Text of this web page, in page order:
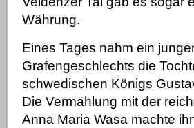
Währung.
Eines Tages nahm ein
Grafengeschlechts die
schwedischen Königs
Die Vermählung mit der
Anna Maria Wasa machte